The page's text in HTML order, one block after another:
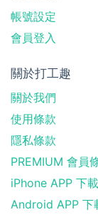
帳號設定
會員登入
關於打工趣
關於我們
使用條款
隱私條款
PREMIUM 會員
iPhone APP 下載
Android APP 下